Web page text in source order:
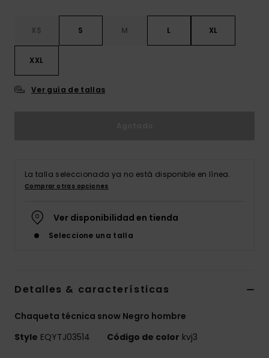
XS S M L XL
XXL
Ver guía de tallas
La talla seleccionada ya no está disponible en línea.
Comprar otras opciones
Ver disponibilidad en tienda
Seleccione una talla
Detalles & características
Chaqueta técnica snow Negro hombre
Style EQYTJ03514 Código de color kvj3